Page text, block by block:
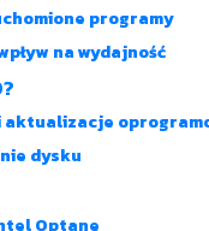
programy
na wydajność
dysku
Optane